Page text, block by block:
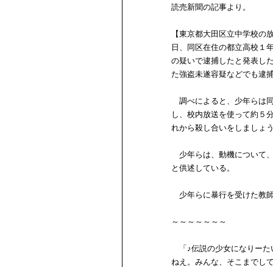
読売新聞の記事より。
【東京都大田区立中学校
日、同区在住の都立高校１
の疑いで逮捕したと発表し
た強盗未遂容疑などでも逮
調べによると、少年らは
し、校内放送を使って約５
れから殺し合いをしましょ
少年らは、動機について
と供述している。
少年らに暴行を受けた教
～～～～～～～
「♪伝説の少女になりーた
ねえ。みんな、そこまでし